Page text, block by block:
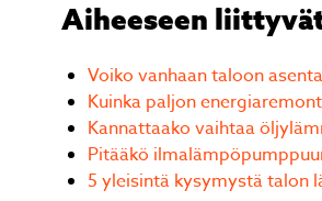
Aiheeseen
Voiko vanhaan taloon
Kuinka paljon
Kannattaako vaihtaa
Pitääkö
5 yleisintä kysymystä talon
tarjous, nopea toimitus ja
neuvot kaupan päälle.